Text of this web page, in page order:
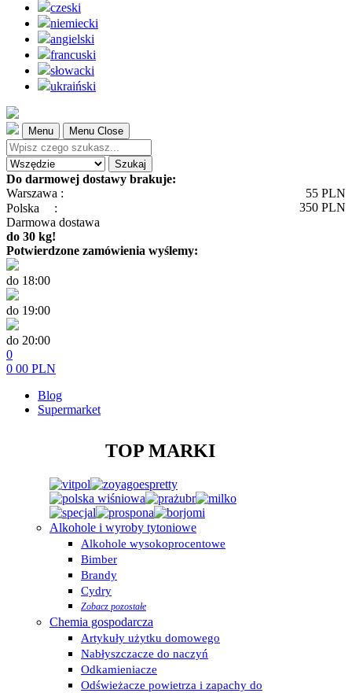
czeski
niemiecki
angielski
francuski
słowacki
ukraiński
Menu Menu Close
Szukaj
Do darmowej dostawy brakuje:
Warszawa :
55 PLN
Polska
: 350 PLN
Darmowa dostawa
do 30 kg!
Potwierdzone zamówienia wyślemy:
do 18:00
do 19:00
do 20:00
0
0 00 PLN
Blog
Supermarket
TOP MARKI
Alkohole i wyroby tytoniowe
Alkohole wysokoprocentowe
Bimber
Brandy
Cydry
Zobacz pozostałe
Chemia gospodarcza
Artykuły użytku domowego
Nabłyszczacze do naczyń
Odkamieniacze
Odświeżacze powietrza i zapachy do